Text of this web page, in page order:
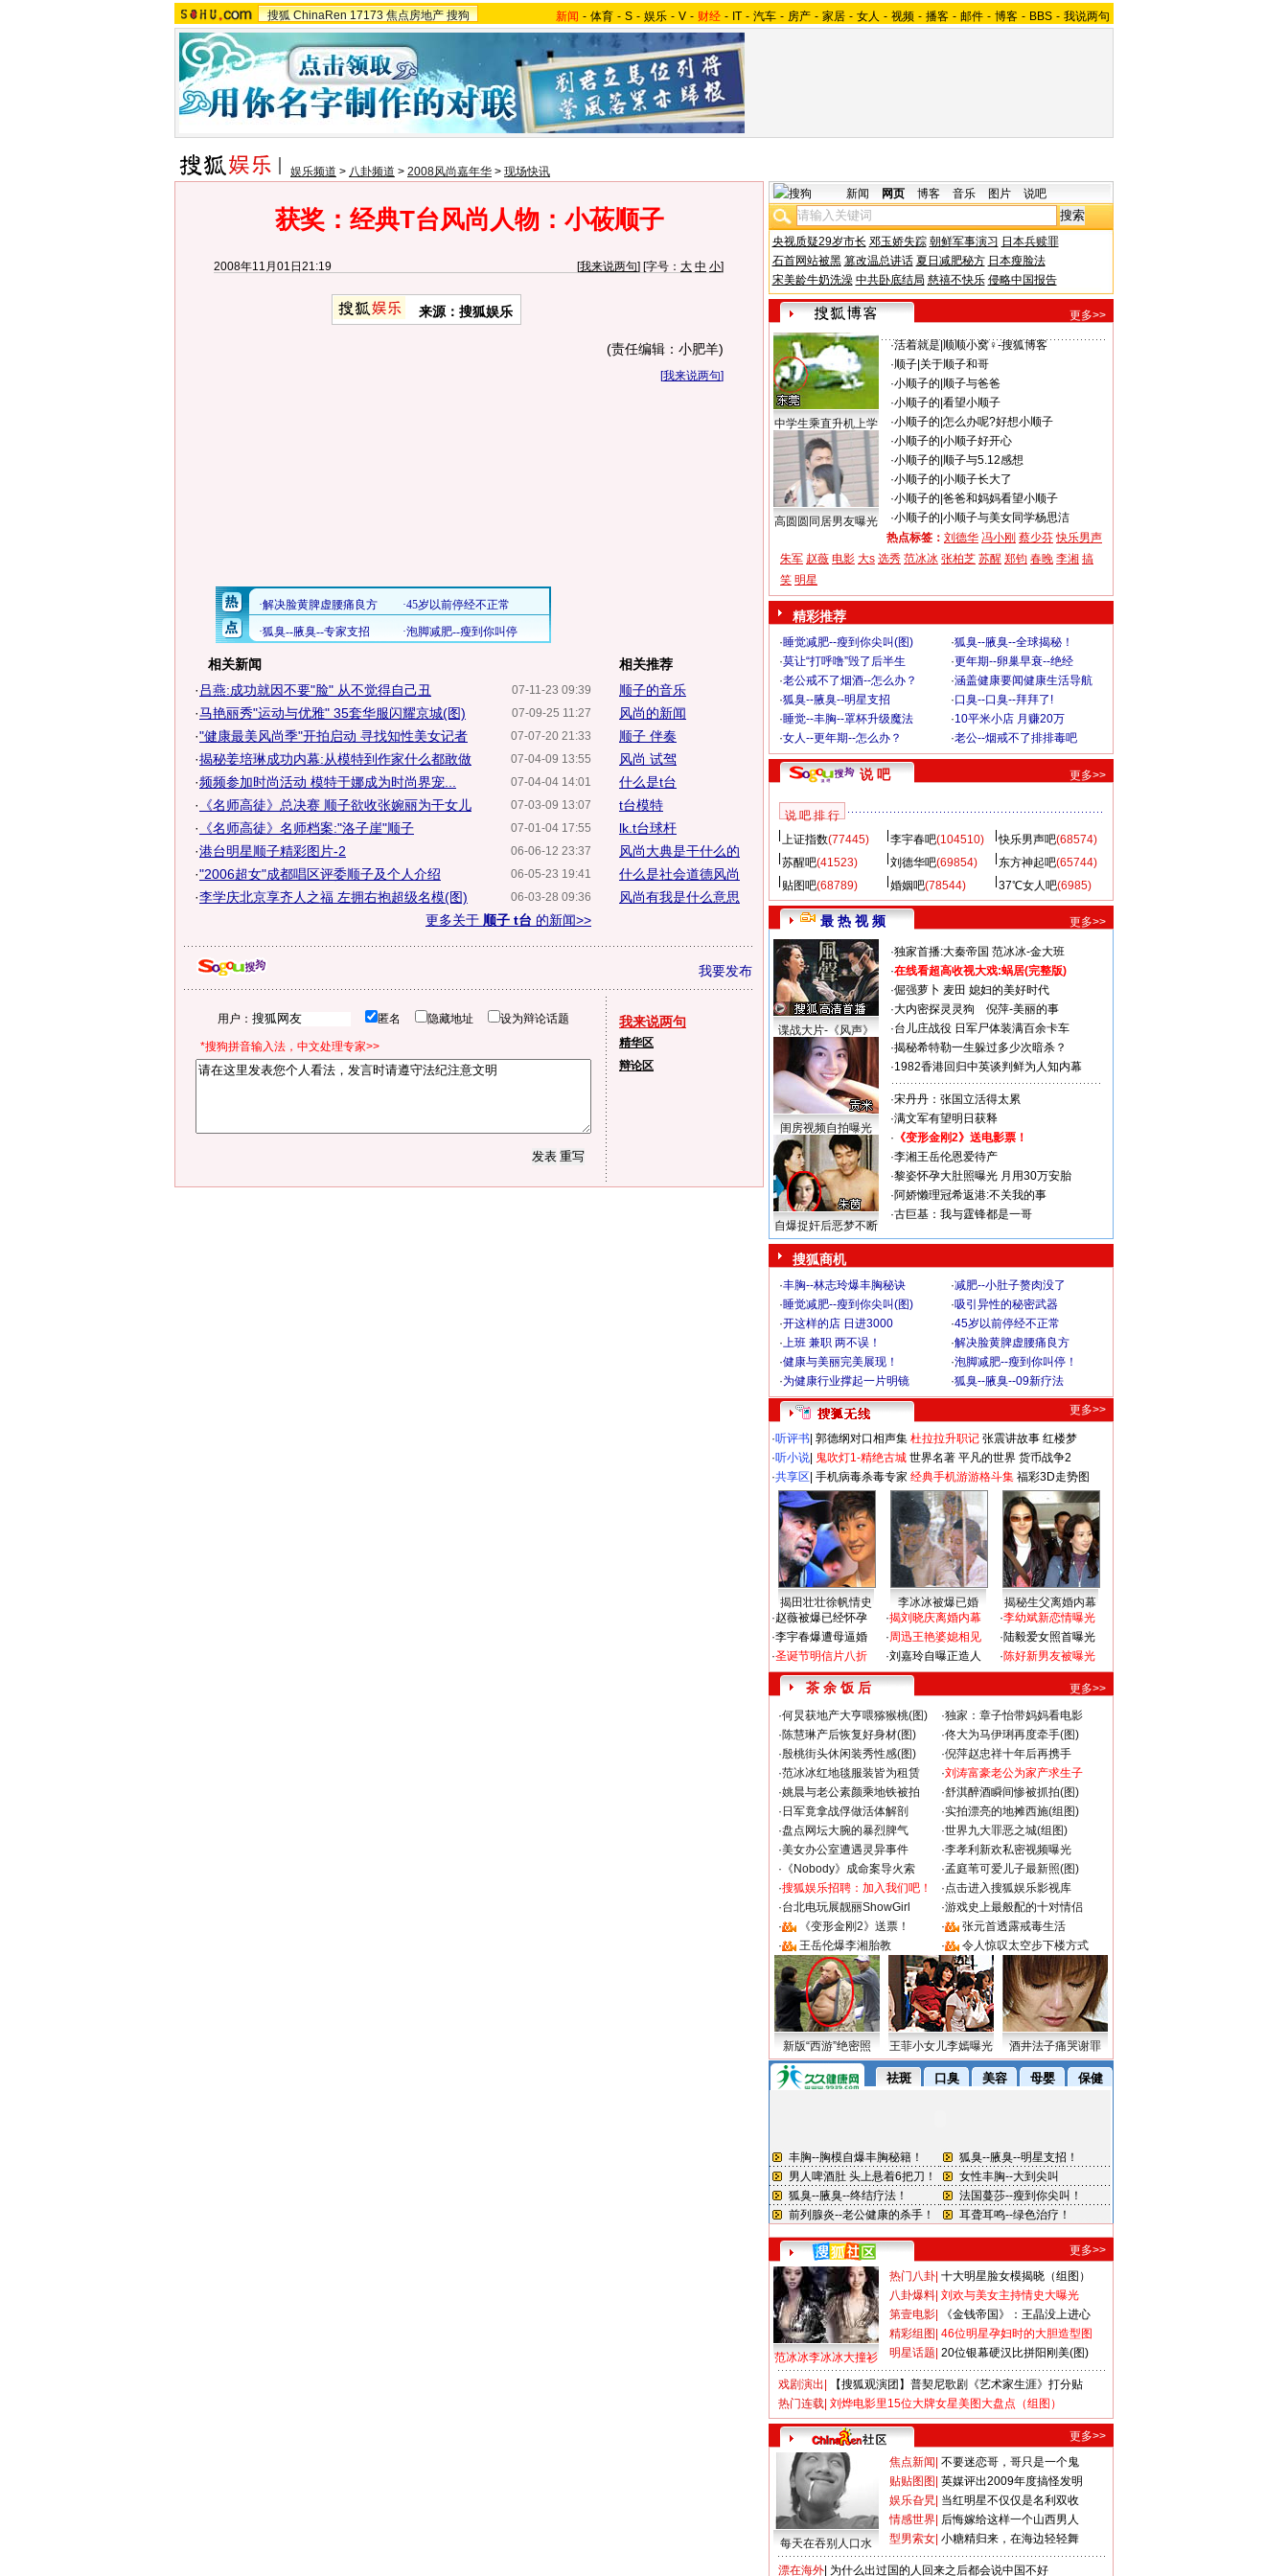
搜狐 ChinaRen 17173 焦点房地产 搜狗 新闻 - 体育 - S - 娱乐 - V - 财经 - IT - 汽车 - 房产 - 家居 - 女人 - 视频 - 播客 - 邮件 - 博客 - BBS - 我说两句
娱乐频道 > 八卦频道 > 2008风尚嘉年华 > 现场快讯
获奖：经典T台风尚人物：小莜顺子
2008年11月01日21:19 [我来说两句] [字号： 大 中 小]
来源：搜狐娱乐
(责任编辑：小肥羊)
[我来说两句]
相关新闻
07-11-23 09:39
· 吕燕:成功就因不要"脸" 从不觉得自己丑
07-09-25 11:27
·马艳丽秀"运动与优雅" 35套华服闪耀京城(图)
07-07-20 21:33
·"健康最美风尚季"开拍启动 寻找知性美女记者
07-04-09 13:55
·揭秘姜培琳成功内幕:从模特到作家什么都敢做
07-04-04 14:01
·频频参加时尚活动 模特于娜成为时尚界宠...
07-03-09 13:07
· 《名师高徒》总决赛 顺子欲收张婉丽为干女儿
07-01-04 17:55
· 《名师高徒》名师档案:"洛子崖"顺子
06-06-12 23:37
·港台明星顺子精彩图片-2
06-05-23 19:41
·"2006超女"成都唱区评委顺子及个人介绍
06-03-28 09:36
·李学庆北京享齐人之福 左拥右抱超级名模(图)
更多关于 顺子 t台 的新闻>>
相关推荐
顺子的音乐
风尚的新闻
顺子 伴奏
风尚 试驾
什么是t台
t台模特
lk.t台球杆
风尚大典是干什么的
什么是社会道德风尚
风尚有我是什么意思
我要发布
用户： 匿名 隐藏地址 设为辩论话题
*搜狗拼音输入法，中文处理专家>>
我来说两句
精华区
辩论区
新闻 网页 博客 音乐 图片 说吧
央视质疑29岁市长 邓玉娇失踪 朝鲜军事演习 日本兵赎罪
石首网站被黑 篡改温总讲话 夏日减肥秘方 日本瘦脸法
宋美龄牛奶洗澡 中共卧底结局 慈禧不快乐 侵略中国报告
更多>>
中学生乘直升机上学
高圆圆同居男友曝光
·活着就是 顺顺小窝♀-搜狐博客
·顺子| 关于顺子和哥
·小顺子的 顺子与爸爸
·小顺子的 看望小顺子
·小顺子的 怎么办呢?好想小顺子
·小顺子的 小顺子好开心
·小顺子的 顺子与5.12感想
·小顺子的 小顺子长大了
·小顺子的 爸爸和妈妈看望小顺子
·小顺子的 小顺子与美女同学杨思洁
热点标签： 刘德华 冯小刚 蔡少芬 快乐男声
朱军 赵薇 电影 大s 选秀 范冰冰 张柏芝 苏醒 郑钧 春晚 李湘 搞
笑 明星
精彩推荐
·睡觉减肥--瘦到你尖叫(图) ·狐臭--腋臭--全球揭秘！
·莫让“打呼噜”毁了后半生 ·更年期--卵巢早衰--绝经
·老公戒不了烟酒--怎么办？ ·涵盖健康要闻健康生活导航
·狐臭--腋臭--明星支招 ·口臭--口臭--拜拜了!
·睡觉--丰胸--罩杯升级魔法 ·10平米小店 月赚20万
·女人--更年期--怎么办？ ·老公--烟戒不了排排毒吧
说 吧 更多>>
说 吧 排 行
上证指数(77445) 李宇春吧(104510) 快乐男声吧(68574)
苏醒吧(41523) 刘德华吧(69854) 东方神起吧(65744)
贴图吧(68789) 婚姻吧(78544) 37℃女人吧(6985)
最 热 视 频 更多>>
谍战大片-《风声》
闺房视频自拍曝光
自爆捉奸后恶梦不断
·独家首播:大秦帝国 范冰冰-金大班
·在线看超高收视大戏:蜗居(完整版)
·倔强萝卜 麦田 媳妇的美好时代
·大内密探灵灵狗
倪萍-美丽的事
·台儿庄战役 日军尸体装满百余卡车
·揭秘希特勒一生躲过多少次暗杀？
·1982香港回归中英谈判鲜为人知内幕
·宋丹丹：张国立活得太累
·满文军有望明日获释
· 《变形金刚2》送电影票！
·李湘王岳伦恩爱待产
·黎姿怀孕大肚照曝光 月用30万安胎
·阿娇懒理冠希返港:不关我的事
·古巨基：我与霆锋都是一哥
搜狐商机
·丰胸--林志玲爆丰胸秘诀 ·减肥--小肚子赘肉没了
·睡觉减肥--瘦到你尖叫(图) ·吸引异性的秘密武器
·开这样的店 日进3000 ·45岁以前停经不正常
·上班 兼职 两不误！ ·解决脸黄脾虚腰痛良方
·健康与美丽完美展现！ ·泡脚减肥--瘦到你叫停！
·为健康行业撑起一片明镜 ·狐臭--腋臭--09新疗法
更多>>
·听评书 郭德纲对口相声集 杜拉拉升职记 张震讲故事 红楼梦
·听小说 鬼吹灯1-精绝古城 世界名著 平凡的世界 货币战争2
·共享区 手机病毒杀毒专家 经典手机游游格斗集 福彩3D走势图
揭田壮壮徐帆情史 李冰冰被爆已婚
揭秘生父离婚内幕
·赵薇被爆已经怀孕
·李宇春爆遭母逼婚
·圣诞节明信片八折
·揭刘晓庆离婚内幕
·周迅王艳婆媳相见
·刘嘉玲自曝正造人
·李幼斌新恋情曝光
·陆毅爱女照首曝光
·陈好新男友被曝光
茶 余 饭 后
更多>>
·何炅获地产大亨喂猕猴桃(图) ·独家：章子怡带妈妈看电影
·陈慧琳产后恢复好身材(图) ·佟大为马伊琍再度牵手(图)
·殷桃街头休闲装秀性感(图) ·倪萍赵忠祥十年后再携手
·范冰冰红地毯服装皆为租赁 ·刘涛富豪老公为家产求生子
·姚晨与老公素颜乘地铁被拍 ·舒淇醉酒瞬间惨被抓拍(图)
· 日军竟拿战俘做活体解剖 ·实拍漂亮的地摊西施(组图)
·盘点网坛大腕的暴烈脾气 ·世界九大罪恶之城(组图)
·美女办公室遭遇灵异事件 ·李孝利新欢私密视频曝光
· 《Nobody》成命案导火索 ·孟庭苇可爱儿子最新照(图)
·搜狐娱乐招聘：加入我们吧！ ·点击进入搜狐娱乐影视库
·台北电玩展靓丽ShowGirl ·游戏史上最般配的十对情侣
·
《变形金刚2》送票！ ·
张元首透露戒毒生活
·
王岳伦爆李湘胎教 · 令人惊叹太空步下楼方式
新版“西游”绝密照 王菲小女儿李嫣曝光 酒井法子痛哭谢罪
更多>>
范冰冰李冰冰大撞衫
热门八卦 十大明星脸女模揭晓（组图）
八卦爆料 刘欢与美女主持情史大曝光
第壹电影
《金钱帝国》：王晶没上进心
精彩组图 46位明星孕妇时的大胆造型图
明星话题 20位银幕硬汉比拼阳刚美(图)
戏剧演出
【搜狐观演团】普契尼歌剧《艺术家生涯》打分贴
热门连载 刘烨电影里15位大牌女星美图大盘点（组图）
更多>>
每天在吞别人口水
焦点新闻 不要迷恋哥，哥只是一个鬼
贴贴图图 英媒评出2009年度搞怪发明
娱乐旮旯 当红明星不仅仅是名利双收
情感世界 后悔嫁给这样一个山西男人
型男索女 小糖精归来，在海边轻轻舞
漂在海外 为什么出过国的人回来之后都会说中国不好